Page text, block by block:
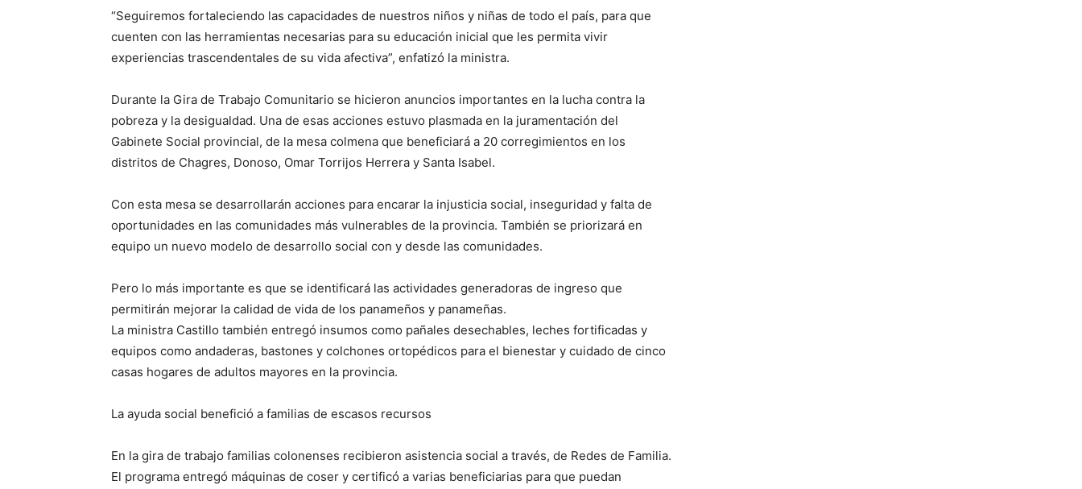
“Seguiremos fortaleciendo las capacidades de nuestros niños y niñas de todo el país, para que
cuenten con las herramientas necesarias para su educación inicial que les permita vivir
experiencias trascendentales de su vida afectiva”, enfatizó la ministra.
Durante la Gira de Trabajo Comunitario se hicieron anuncios importantes en la lucha contra la
pobreza y la desigualdad. Una de esas acciones estuvo plasmada en la juramentación del
Gabinete Social provincial, de la mesa colmena que beneficiará a 20 corregimientos en los
distritos de Chagres, Donoso, Omar Torrijos Herrera y Santa Isabel.
Con esta mesa se desarrollarán acciones para encarar la injusticia social, inseguridad y falta de
oportunidades en las comunidades más vulnerables de la provincia. También se priorizará en
equipo un nuevo modelo de desarrollo social con y desde las comunidades.
Pero lo más importante es que se identificará las actividades generadoras de ingreso que
permitirán mejorar la calidad de vida de los panameños y panameñas.
La ministra Castillo también entregó insumos como pañales desechables, leches fortificadas y
equipos como andaderas, bastones y colchones ortopédicos para el bienestar y cuidado de cinco
casas hogares de adultos mayores en la provincia.
La ayuda social benefició a familias de escasos recursos
En la gira de trabajo familias colonenses recibieron asistencia social a través, de Redes de Familia.
El programa entregó máquinas de coser y certificó a varias beneficiarias para que puedan